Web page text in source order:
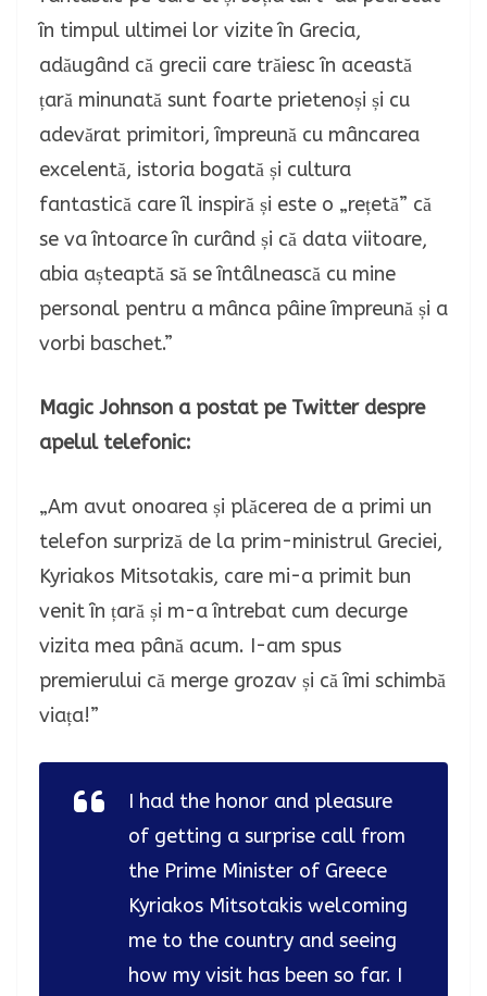
în timpul ultimei lor vizite în Grecia,
adăugând că grecii care trăiesc în această
țară minunată sunt foarte prietenoși și cu
adevărat primitori, împreună cu mâncarea
excelentă, istoria bogată și cultura
fantastică care îl inspiră și este o „rețetă” că
se va întoarce în curând și că data viitoare,
abia așteaptă să se întâlnească cu mine
personal pentru a mânca pâine împreună și a
vorbi baschet.”
Magic Johnson a postat pe Twitter despre
apelul telefonic:
„Am avut onoarea și plăcerea de a primi un
telefon surpriză de la prim-ministrul Greciei,
Kyriakos Mitsotakis, care mi-a primit bun
venit în țară și m-a întrebat cum decurge
vizita mea până acum. I-am spus
premierului că merge grozav și că îmi schimbă
viața!”
I had the honor and pleasure
of getting a surprise call from
the Prime Minister of Greece
Kyriakos Mitsotakis welcoming
me to the country and seeing
how my visit has been so far. I